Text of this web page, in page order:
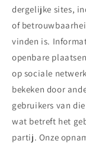
dergelijke sites,
of
vinden is.
openbare
op sociale
bekeken door
gebruikers van
wat betreft het
partij. Onze